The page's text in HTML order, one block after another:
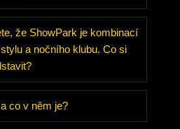
že ShowPark je kombinací
a nočního klubu. Co si
co v něm je?